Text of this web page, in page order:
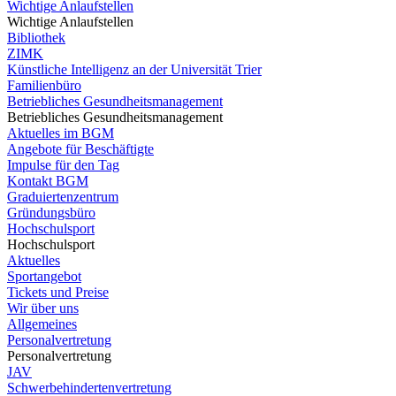
Wichtige Anlaufstellen
Wichtige Anlaufstellen
Bibliothek
ZIMK
Künstliche Intelligenz an der Universität Trier
Familienbüro
Betriebliches Gesundheitsmanagement
Betriebliches Gesundheitsmanagement
Aktuelles im BGM
Angebote für Beschäftigte
Impulse für den Tag
Kontakt BGM
Graduiertenzentrum
Gründungsbüro
Hochschulsport
Hochschulsport
Aktuelles
Sportangebot
Tickets und Preise
Wir über uns
Allgemeines
Personalvertretung
Personalvertretung
JAV
Schwerbehindertenvertretung